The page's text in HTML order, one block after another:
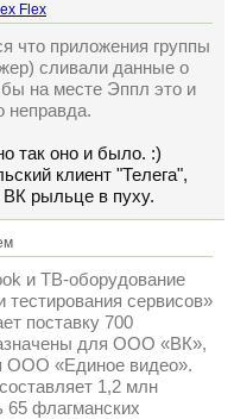
Flex
что приложения группы
сливали данные о
на месте Эппл это и
неправда.
так оно и было. :)
клиент "Телега",
рыльце в пуху.
и ТВ‑оборудование
тестирования сервисов»
поставку 700
для ООО «ВК»,
«Единое видео».
1,2 млн
65 флагманских